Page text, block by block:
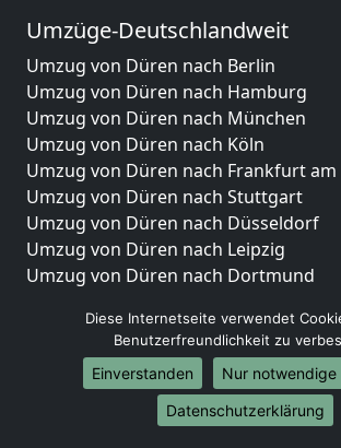
Umzüge-Deutschlandweit
Umzug von Düren nach Berlin
Umzug von Düren nach Hamburg
Umzug von Düren nach München
Umzug von Düren nach Köln
Umzug von Düren nach Frankfurt am
Umzug von Düren nach Stuttgart
Umzug von Düren nach Düsseldorf
Umzug von Düren nach Leipzig
Umzug von Düren nach Dortmund
Umzug von Düren nach Bremen
Umzug von Düren nach Dresden
Umzug von Düren nach Hannover
Umzug von Düren nach Nürnberg
Umzug von Düren nach Duisburg
Diese Internetseite verwendet
Benutzerfreundlichkeit zu
Einverstanden
Nur notwendige
Datenschutzerklärung